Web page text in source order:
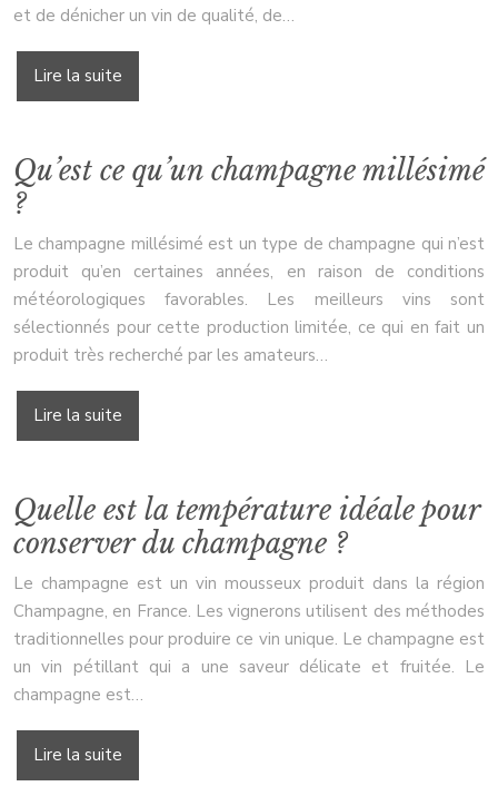
et de dénicher un vin de qualité, de…
Lire la suite
Qu’est ce qu’un champagne millésimé
?
Le champagne millésimé est un type de champagne qui n’est
produit qu’en certaines années, en raison de conditions
météorologiques favorables. Les meilleurs vins sont
sélectionnés pour cette production limitée, ce qui en fait un
produit très recherché par les amateurs…
Lire la suite
Quelle est la température idéale pour
conserver du champagne ?
Le champagne est un vin mousseux produit dans la région
Champagne, en France. Les vignerons utilisent des méthodes
traditionnelles pour produire ce vin unique. Le champagne est
un vin pétillant qui a une saveur délicate et fruitée. Le
champagne est…
Lire la suite